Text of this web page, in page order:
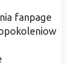
fanpage